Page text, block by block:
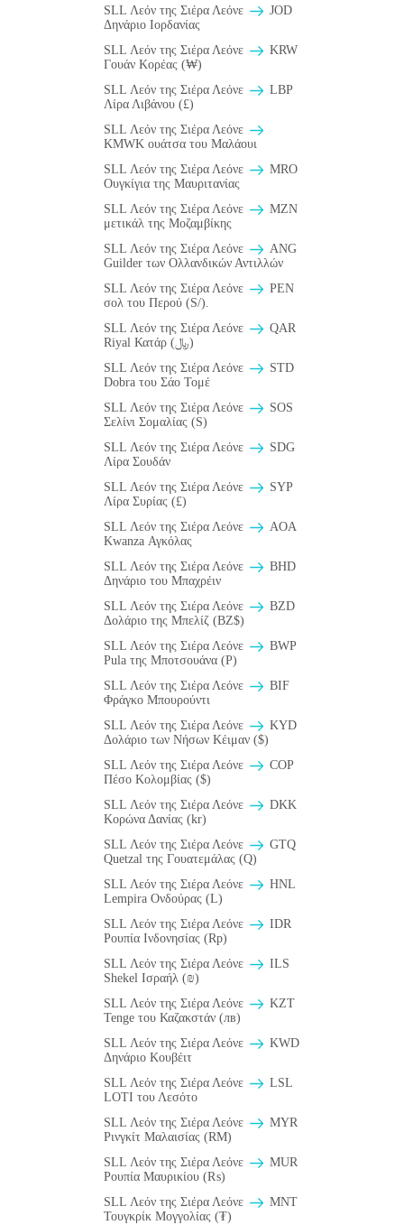
SLL Λεόν της Σιέρα Λεόνε
JOD
Δηνάριο Ιορδανίας
SLL Λεόν της Σιέρα Λεόνε
KRW
Γουάν Κορέας (₩)
SLL Λεόν της Σιέρα Λεόνε
LBP
Λίρα Λιβάνου (£)
SLL Λεόν της Σιέρα Λεόνε
ΚMWK ουάτσα του Μαλάουι
SLL Λεόν της Σιέρα Λεόνε
MRO
Ουγκίγια της Μαυριτανίας
SLL Λεόν της Σιέρα Λεόνε
MZN
μετικάλ της Μοζαμβίκης
SLL Λεόν της Σιέρα Λεόνε
ANG
Guilder των Ολλανδικών Αντιλλών
SLL Λεόν της Σιέρα Λεόνε
PEN
σολ του Περού (S/).
SLL Λεόν της Σιέρα Λεόνε
QAR
Riyal Κατάρ (﷼)
SLL Λεόν της Σιέρα Λεόνε
STD
Dobra του Σάο Τομέ
SLL Λεόν της Σιέρα Λεόνε
SOS
Σελίνι Σομαλίας (S)
SLL Λεόν της Σιέρα Λεόνε
SDG
Λίρα Σουδάν
SLL Λεόν της Σιέρα Λεόνε
SYP
Λίρα Συρίας (£)
SLL Λεόν της Σιέρα Λεόνε
AOA
Kwanza Αγκόλας
SLL Λεόν της Σιέρα Λεόνε
BHD
Δηνάριο του Μπαχρέιν
SLL Λεόν της Σιέρα Λεόνε
BZD
Δολάριο της Μπελίζ (BZ$)
SLL Λεόν της Σιέρα Λεόνε
BWP
Pula της Μποτσουάνα (P)
SLL Λεόν της Σιέρα Λεόνε
BIF
Φράγκο Μπουρούντι
SLL Λεόν της Σιέρα Λεόνε
KYD
Δολάριο των Νήσων Κέιμαν ($)
SLL Λεόν της Σιέρα Λεόνε
COP
Πέσο Κολομβίας ($)
SLL Λεόν της Σιέρα Λεόνε
DKK
Κορώνα Δανίας (kr)
SLL Λεόν της Σιέρα Λεόνε
GTQ
Quetzal της Γουατεμάλας (Q)
SLL Λεόν της Σιέρα Λεόνε
HNL
Lempira Ονδούρας (L)
SLL Λεόν της Σιέρα Λεόνε
IDR
Ρουπία Ινδονησίας (Rp)
SLL Λεόν της Σιέρα Λεόνε
ILS
Shekel Ισραήλ (₪)
SLL Λεόν της Σιέρα Λεόνε
KZT
Tenge του Καζακστάν (лв)
SLL Λεόν της Σιέρα Λεόνε
KWD
Δηνάριο Κουβέιτ
SLL Λεόν της Σιέρα Λεόνε
LSL
LOTI του Λεσότο
SLL Λεόν της Σιέρα Λεόνε
MYR
Ρινγκίτ Μαλαισίας (RM)
SLL Λεόν της Σιέρα Λεόνε
MUR
Ρουπία Μαυρικίου (₨)
SLL Λεόν της Σιέρα Λεόνε
MNT
Τουγκρίκ Μογγολίας (₮)